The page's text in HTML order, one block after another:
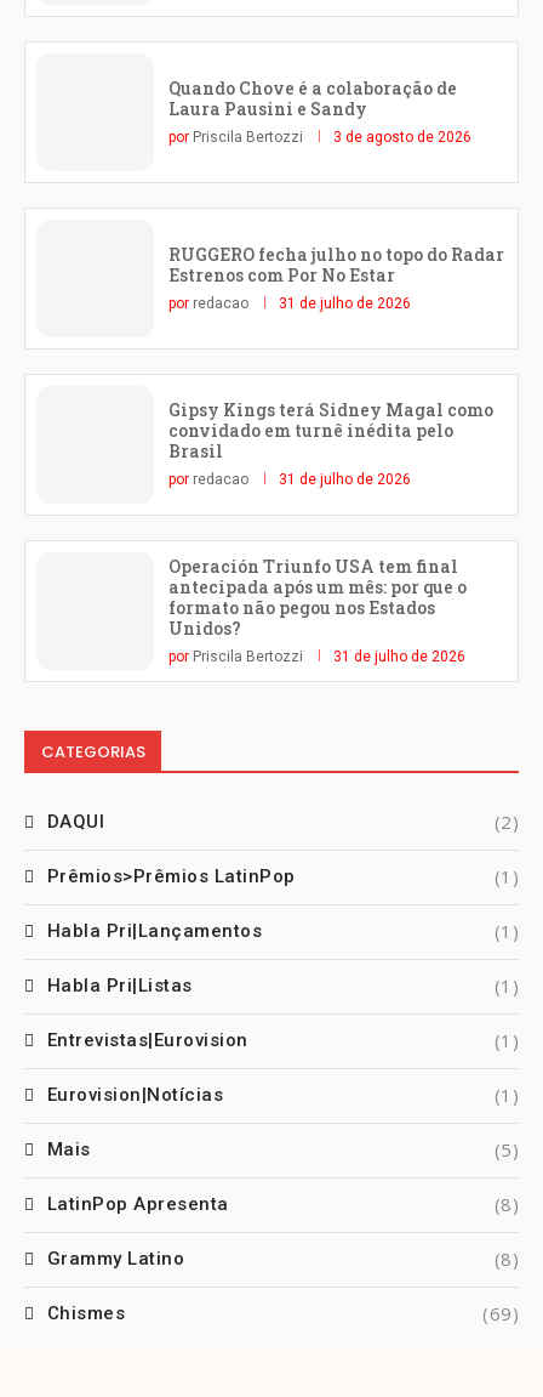
Quando Chove é a colaboração de
Laura Pausini e Sandy
por Priscila Bertozzi 3 de agosto de 2026
RUGGERO fecha julho no topo do Radar
Estrenos com Por No Estar
por redacao 31 de julho de 2026
Gipsy Kings terá Sidney Magal como
convidado em turnê inédita pelo
Brasil
por redacao 31 de julho de 2026
Operación Triunfo USA tem final
antecipada após um mês: por que o
formato não pegou nos Estados
Unidos?
por Priscila Bertozzi 31 de julho de 2026
CATEGORIAS
DAQUI (2)
Prêmios>Prêmios LatinPop (1)
Habla Pri|Lançamentos (1)
Habla Pri|Listas (1)
Entrevistas|Eurovision (1)
Eurovision|Notícias (1)
Mais (5)
LatinPop Apresenta (8)
Grammy Latino (8)
Chismes (69)